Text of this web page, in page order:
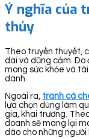
Ý nghĩa của
thủy
Theo truyền thuyết,
dai và dũng cảm.
mong sức khỏe và
danh.
Ngoài ra, tranh cá
lựa chọn dùng làm
gia, khai trương.
doanh sẽ mang lại
dào cho những người